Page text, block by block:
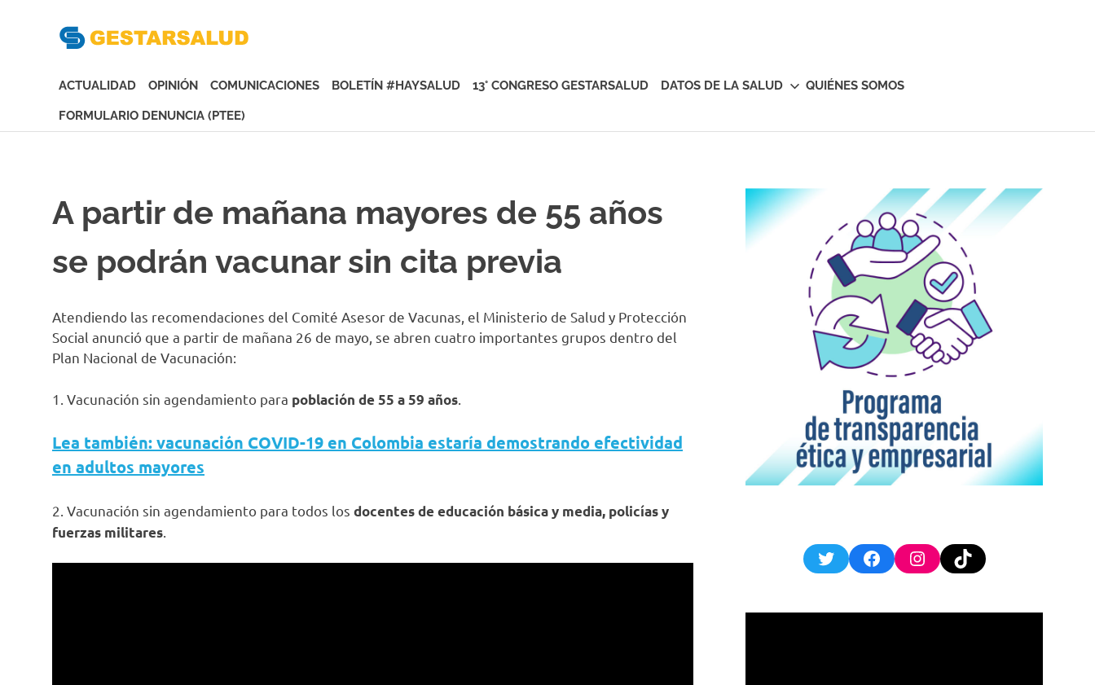
de
Gestoras
del
Salud
ACTUALIDAD OPINIÓN COMUNICACIONES BOLETÍN #HAYSALUD 13° CONGRESO GESTARSALUD DATOS DE LA SALUD QUIÉNES SOMOS
FORMULARIO DENUNCIA (PTEE)
A partir de mañana mayores de 55 años
se podrán vacunar sin cita previa
Atendiendo las recomendaciones del Comité Asesor de Vacunas, el Ministerio de Salud y Protección
Social anunció que a partir de mañana 26 de mayo, se abren cuatro importantes grupos dentro del
Plan Nacional de Vacunación:
1. Vacunación sin agendamiento para población de 55 a 59 años
Lea también: vacunación COVID-19 en Colombia estaría demostrando efectividad
en adultos mayores
2. Vacunación sin agendamiento para todos los docentes de educación básica y media, policías y
fuerzas militares
TwitterFacebookInstagram
TikTok